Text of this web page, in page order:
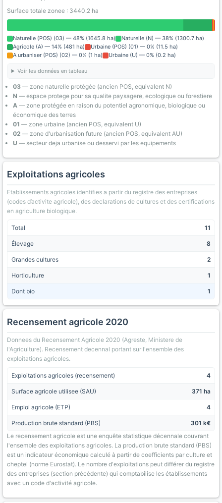
Surface totale zonee : 3440.2 ha
Naturelle (POS) (03) — 48% (1645.8 ha)
Naturelle (N) — 38% (1300.7 ha)
Agricole (A) — 14% (481 ha)
Urbaine (POS) (01) — 0% (11.5 ha)
A urbaniser (POS) (02) — 0% (1 ha)
Urbaine (U) — 0% (0.2 ha)
Voir les données en tableau
03 — zone naturelle protégée (ancien POS, equivalent N)
N — espace protege pour sa qualite paysagere, ecologique ou forestiere
A — zone protégée en raison du potentiel agronomique, biologique ou
économique des terres
01 — zone urbaine (ancien POS, equivalent U)
02 — zone d'urbanisation future (ancien POS, equivalent AU)
U — secteur deja urbanise ou desservi par les equipements
Exploitations agricoles
Etablissements agricoles identifies a partir du registre des entreprises
(codes d’activite agricole), des declarations de cultures et des certifications
en agriculture biologique.
Total 11
Élevage 8
Grandes cultures 2
Horticulture 1
Dont bio 1
Recensement agricole 2020
Donnees du Recensement Agricole 2020 (Agreste, Ministere de
l'Agriculture). Recensement decennal portant sur l'ensemble des
exploitations agricoles.
Exploitations agricoles (recensement) 4
Surface agricole utilisee (SAU) 371 ha
Emploi agricole (ETP) 4
Production brute standard (PBS)
301 k€
Le recensement agricole est une enquête statistique décennale couvrant
l'ensemble des exploitations agricoles. La production brute standard (PBS)
est un indicateur économique calculé à partir de coefficients par culture et
cheptel (norme Eurostat). Le nombre d'exploitations peut différer du registre
des entreprises (section précédente) qui comptabilise les établissements
avec un code d'activité agricole.